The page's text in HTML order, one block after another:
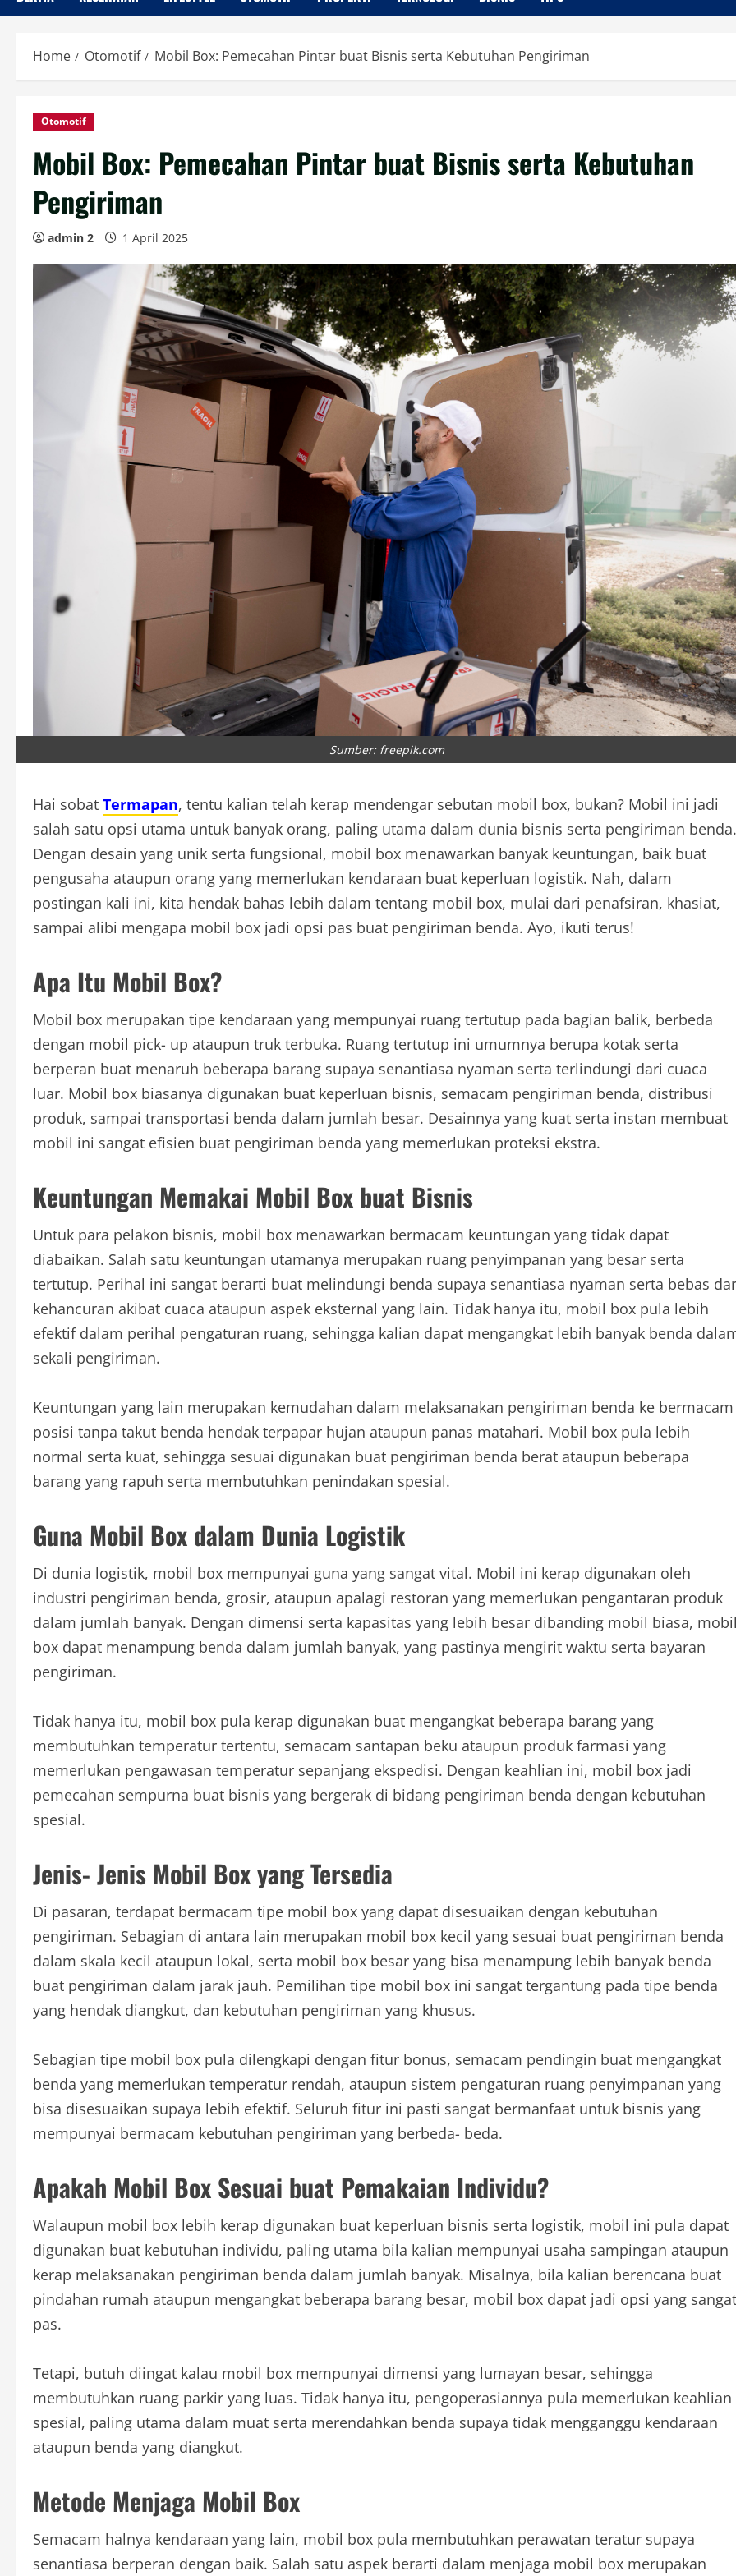
Home Otomotif Mobil Box: Pemecahan Pintar buat Bisnis serta Kebutuhan Pengiriman
Otomotif
Mobil Box: Pemecahan Pintar buat Bisnis serta Kebutuhan
Pengiriman
admin 2 1 April 2025
Sumber: freepik.com
Hai sobat Termapan, tentu kalian telah kerap mendengar sebutan mobil box, bukan? Mobil ini jadi
salah satu opsi utama untuk banyak orang, paling utama dalam dunia bisnis serta pengiriman benda.
Dengan desain yang unik serta fungsional, mobil box menawarkan banyak keuntungan, baik buat
pengusaha ataupun orang yang memerlukan kendaraan buat keperluan logistik. Nah, dalam
postingan kali ini, kita hendak bahas lebih dalam tentang mobil box, mulai dari penafsiran, khasiat,
sampai alibi mengapa mobil box jadi opsi pas buat pengiriman benda. Ayo, ikuti terus!
Apa Itu Mobil Box?
Mobil box merupakan tipe kendaraan yang mempunyai ruang tertutup pada bagian balik, berbeda
dengan mobil pick- up ataupun truk terbuka. Ruang tertutup ini umumnya berupa kotak serta
berperan buat menaruh beberapa barang supaya senantiasa nyaman serta terlindungi dari cuaca
luar. Mobil box biasanya digunakan buat keperluan bisnis, semacam pengiriman benda, distribusi
produk, sampai transportasi benda dalam jumlah besar. Desainnya yang kuat serta instan membuat
mobil ini sangat efisien buat pengiriman benda yang memerlukan proteksi ekstra.
Keuntungan Memakai Mobil Box buat Bisnis
Untuk para pelakon bisnis, mobil box menawarkan bermacam keuntungan yang tidak dapat
diabaikan. Salah satu keuntungan utamanya merupakan ruang penyimpanan yang besar serta
tertutup. Perihal ini sangat berarti buat melindungi benda supaya senantiasa nyaman serta bebas
kehancuran akibat cuaca ataupun aspek eksternal yang lain. Tidak hanya itu, mobil box pula lebih
efektif dalam perihal pengaturan ruang, sehingga kalian dapat mengangkat lebih banyak benda
sekali pengiriman.
Keuntungan yang lain merupakan kemudahan dalam melaksanakan pengiriman benda ke bermacam
posisi tanpa takut benda hendak terpapar hujan ataupun panas matahari. Mobil box pula lebih
normal serta kuat, sehingga sesuai digunakan buat pengiriman benda berat ataupun beberapa
barang yang rapuh serta membutuhkan penindakan spesial.
Guna Mobil Box dalam Dunia Logistik
Di dunia logistik, mobil box mempunyai guna yang sangat vital. Mobil ini kerap digunakan oleh
industri pengiriman benda, grosir, ataupun apalagi restoran yang memerlukan pengantaran produk
dalam jumlah banyak. Dengan dimensi serta kapasitas yang lebih besar dibanding mobil biasa,
box dapat menampung benda dalam jumlah banyak, yang pastinya mengirit waktu serta bayaran
pengiriman.
Tidak hanya itu, mobil box pula kerap digunakan buat mengangkat beberapa barang yang
membutuhkan temperatur tertentu, semacam santapan beku ataupun produk farmasi yang
memerlukan pengawasan temperatur sepanjang ekspedisi. Dengan keahlian ini, mobil box jadi
pemecahan sempurna buat bisnis yang bergerak di bidang pengiriman benda dengan kebutuhan
spesial.
Jenis- Jenis Mobil Box yang Tersedia
Di pasaran, terdapat bermacam tipe mobil box yang dapat disesuaikan dengan kebutuhan
pengiriman. Sebagian di antara lain merupakan mobil box kecil yang sesuai buat pengiriman benda
dalam skala kecil ataupun lokal, serta mobil box besar yang bisa menampung lebih banyak benda
buat pengiriman dalam jarak jauh. Pemilihan tipe mobil box ini sangat tergantung pada tipe benda
yang hendak diangkut, dan kebutuhan pengiriman yang khusus.
Sebagian tipe mobil box pula dilengkapi dengan fitur bonus, semacam pendingin buat mengangkat
benda yang memerlukan temperatur rendah, ataupun sistem pengaturan ruang penyimpanan yang
bisa disesuaikan supaya lebih efektif. Seluruh fitur ini pasti sangat bermanfaat untuk bisnis yang
mempunyai bermacam kebutuhan pengiriman yang berbeda- beda.
Apakah Mobil Box Sesuai buat Pemakaian Individu?
Walaupun mobil box lebih kerap digunakan buat keperluan bisnis serta logistik, mobil ini pula dapat
digunakan buat kebutuhan individu, paling utama bila kalian mempunyai usaha sampingan ataupun
kerap melaksanakan pengiriman benda dalam jumlah banyak. Misalnya, bila kalian berencana buat
pindahan rumah ataupun mengangkat beberapa barang besar, mobil box dapat jadi opsi yang sangat
pas.
Tetapi, butuh diingat kalau mobil box mempunyai dimensi yang lumayan besar, sehingga
membutuhkan ruang parkir yang luas. Tidak hanya itu, pengoperasiannya pula memerlukan keahlian
spesial, paling utama dalam muat serta merendahkan benda supaya tidak mengganggu kendaraan
ataupun benda yang diangkut.
Metode Menjaga Mobil Box
Semacam halnya kendaraan yang lain, mobil box pula membutuhkan perawatan teratur supaya
senantiasa berperan dengan baik. Salah satu aspek berarti dalam menjaga mobil box merupakan